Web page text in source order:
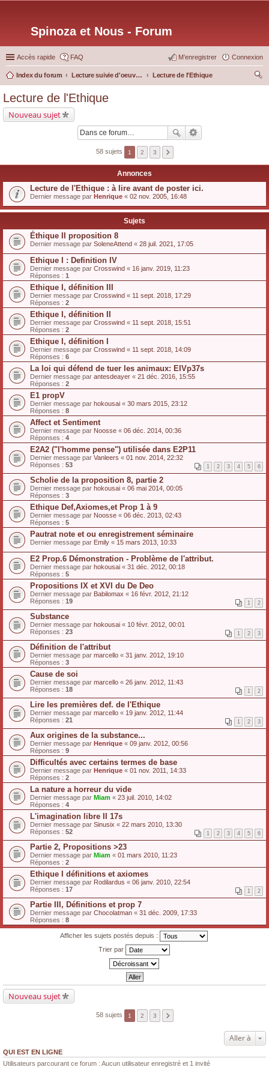
Spinoza et Nous - Forum
Accès rapide FAQ Connexion
M’enregistrer
Index du forum Lecture suivie d'oeuvres particulières
Lecture de l'Ethique
Lecture de l'Ethique
Nouveau sujet
58 sujets 1 2 3
Annonces
Lecture de l'Ethique : à lire avant de poster ici.
Dernier message par Henrique « 02 nov. 2005, 16:48
Sujets
Éthique II proposition 8
Dernier message par SoleneAttend « 28 juil. 2021, 17:05
Ethique I : Definition IV
Dernier message par Crosswind « 16 janv. 2019, 11:23
Réponses : 1
Ethique I, définition III
Dernier message par Crosswind « 11 sept. 2018, 17:29
Réponses : 2
Ethique I, définition II
Dernier message par Crosswind « 11 sept. 2018, 15:51
Réponses : 2
Ethique I, définition I
Dernier message par Crosswind « 11 sept. 2018, 14:09
Réponses : 6
La loi qui défend de tuer les animaux: EIVp37s
Dernier message par antesdeayer « 21 déc. 2016, 15:55
Réponses : 2
E1 propV
Dernier message par hokousai « 30 mars 2015, 23:12
Réponses : 8
Affect et Sentiment
Dernier message par Noosse « 06 déc. 2014, 00:36
Réponses : 4
E2A2 ("l'homme pense") utilisée dans E2P11
Dernier message par Vanleers « 01 nov. 2014, 22:32
Réponses : 53 1 2 3 4 5 6
Scholie de la proposition 8, partie 2
Dernier message par hokousai « 06 mai 2014, 00:05
Réponses : 3
Ethique Def,Axiomes,et Prop 1 à 9
Dernier message par Noosse « 06 déc. 2013, 02:43
Réponses : 5
Pautrat note et ou enregistrement séminaire
Dernier message par Emily « 15 mars 2013, 10:33
E2 Prop.6 Démonstration - Problème de l'attribut.
Dernier message par hokousai « 31 déc. 2012, 00:18
Réponses : 5
Propositions IX et XVI du De Deo
Dernier message par Babilomax « 16 févr. 2012, 21:12
Réponses : 19 1 2
Substance
Dernier message par hokousai « 10 févr. 2012, 00:01
Réponses : 23 1 2 3
Définition de l'attribut
Dernier message par marcello « 31 janv. 2012, 19:10
Réponses : 3
Cause de soi
Dernier message par marcello « 26 janv. 2012, 11:43
Réponses : 18 1 2
Lire les premières def. de l'Ethique
Dernier message par marcello « 19 janv. 2012, 11:44
Réponses : 21 1 2 3
Aux origines de la substance...
Dernier message par Henrique « 09 janv. 2012, 00:56
Réponses : 9
Difficultés avec certains termes de base
Dernier message par Henrique « 01 nov. 2011, 14:33
Réponses : 2
La nature a horreur du vide
Dernier message par Miam « 23 juil. 2010, 14:02
Réponses : 4
L'imagination libre II 17s
Dernier message par Sinusix « 22 mars 2010, 13:30
Réponses : 52 1 2 3 4 5 6
Partie 2, Propositions >23
Dernier message par Miam « 01 mars 2010, 11:23
Réponses : 2
Ethique I définitions et axiomes
Dernier message par Rodilardus « 06 janv. 2010, 22:54
Réponses : 17 1 2
Partie III, Définitions et prop 7
Dernier message par Chocolatman « 31 déc. 2009, 17:33
Réponses : 8
Afficher les sujets postés depuis :
Trier par
Nouveau sujet
58 sujets 1 2 3
Aller à
QUI EST EN LIGNE
Utilisateurs parcourant ce forum : Aucun utilisateur enregistré et 1 invité